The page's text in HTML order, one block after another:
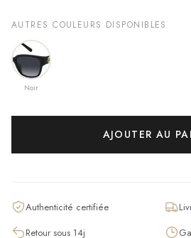
AUTRES COULEURS DISPONIBLES
Noir
AJOUTER AU
Authenticité certifiée
Retour sous 14j